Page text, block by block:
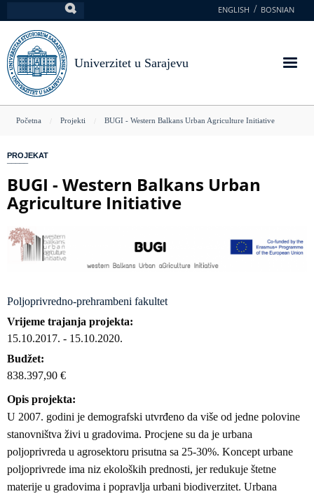
na
glavni
sadržaj
ENGLISH BOSNIAN
Univerzitet u Sarajevu
You
here
Početna Projekti BUGI - Western Balkans Urban Agriculture Initiative
PROJEKAT
BUGI - Western Balkans Urban
Agriculture Initiative
Poljoprivredno-prehrambeni fakultet
Vrijeme trajanja projekta
15.10.2017. - 15.10.2020.
Budžet
838.397,90 €
Opis projekta
U 2007. godini je demografski utvrđeno da više od jedne polovine
stanovništva živi u gradovima. Procjene su da je urbana
poljoprivreda u agrosektoru prisutna sa 25-30%. Koncept urbane
poljoprivrede ima niz ekoloških prednosti, jer redukuje štetne
materije u gradovima i popravlja urbani biodiverzitet. Urbana